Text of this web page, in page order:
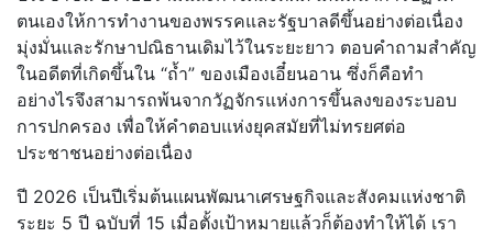
ตนเองให้การทำงานของพรรคและรัฐบาลดีขึ้นอย่างต่อเนื่อง
มุ่งมั่นและรักษาปณิธานเดิมไว้ในระยะยาว ตอบคำถามสำคัญ
ในอดีตที่เกิดขึ้นใน “ถ้ำ” ของเมืองเอี๋ยนอาน ซึ่งก็คือทำ
อย่างไรจึงสามารถพ้นจากวัฏจักรแห่งการขึ้นลงของระบอบ
การปกครอง เพื่อให้คำตอบแห่งยุคสมัยที่ไม่ทรยศต่อ
ประชาชนอย่างต่อเนื่อง
ปี 2026 เป็นปีเริ่มต้นแผนพัฒนาเศรษฐกิจและสังคมแห่งชาติ
ระยะ 5 ปี ฉบับที่ 15 เมื่อตั้งเป้าหมายแล้วก็ต้องทำให้ได้ เรา